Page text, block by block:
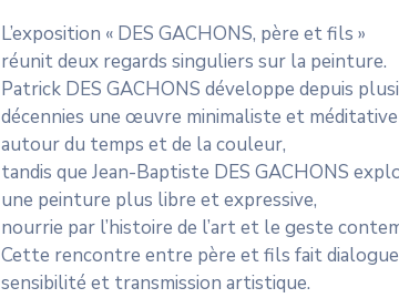
L’exposition « DES GACHONS, père et fils »
réunit deux regards singuliers sur la peinture.
Patrick DES GACHONS développe depuis
décennies une œuvre minimaliste et méditative
autour du temps et de la couleur,
tandis que Jean-Baptiste DES GACHONS
une peinture plus libre et expressive,
nourrie par l’histoire de l’art et le geste
Cette rencontre entre père et fils fait
sensibilité et transmission artistique.